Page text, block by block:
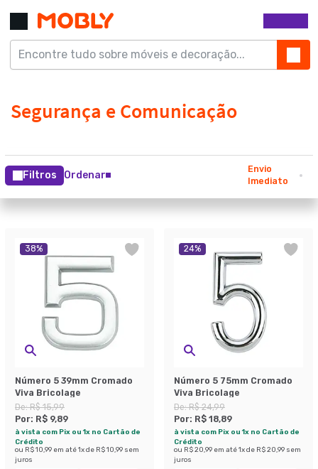
Filtros Ordenar
Envio
Imediato
38%
Número 5 39mm Cromado
Viva Bricolage
De:R$ 15,99
Por: R$ 9,89
à vista com Pix ou 1x no Cartão de
Crédito
ou R$ 10,99 em até1x de R$ 10,99 sem
juros
24%
Número 5 75mm Cromado
Viva Bricolage
De:R$ 24,99
Por: R$ 18,89
à vista com Pix ou 1x no Cartão de
Crédito
ou R$ 20,99 em até1x de R$ 20,99 sem
juros